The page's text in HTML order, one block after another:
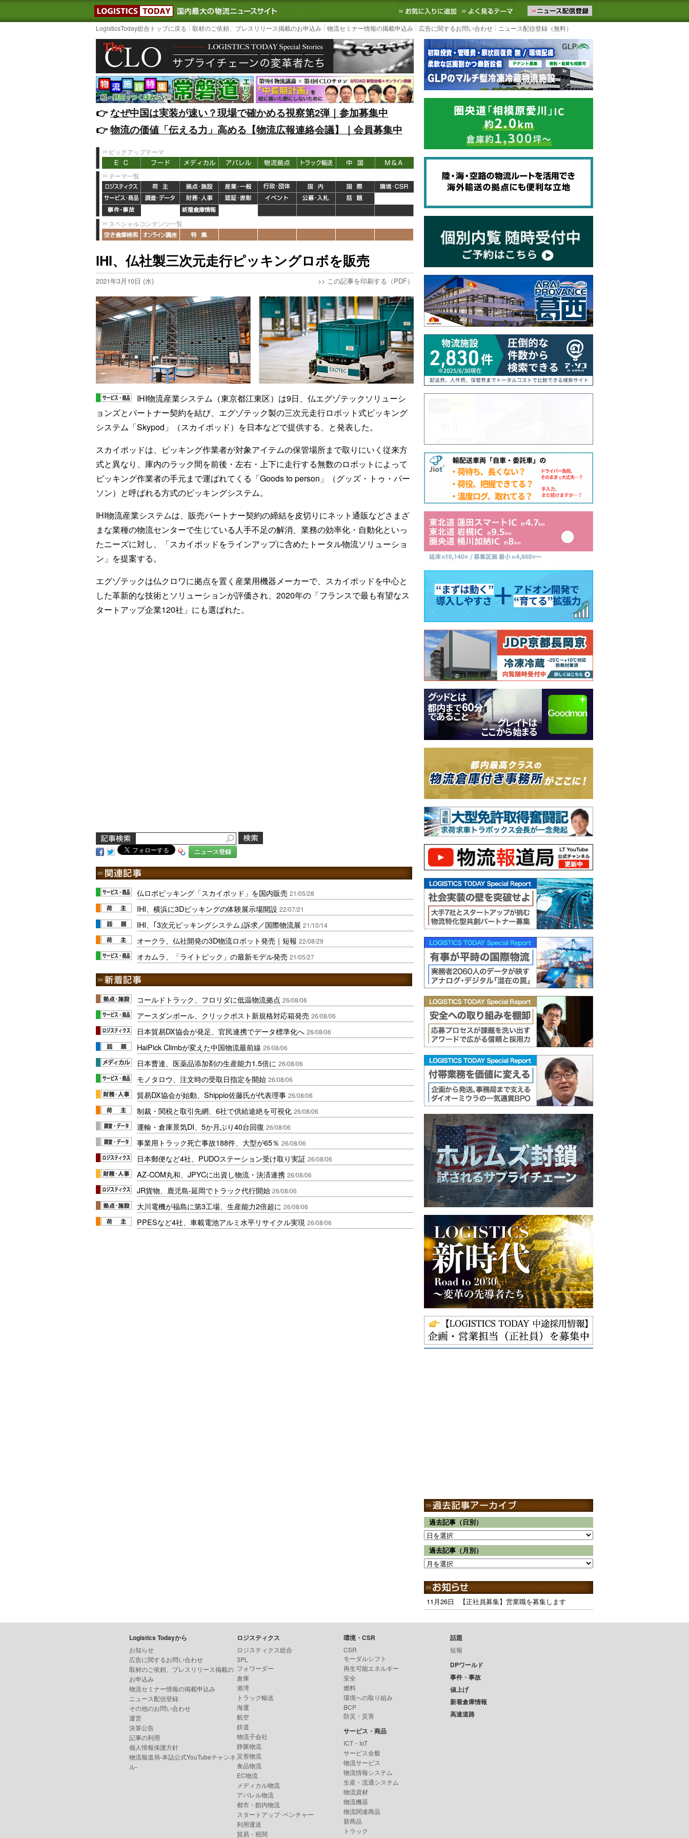
LOGISTICS TODAY｜国内最大の物流ニュースサイト3PL, SCMなど国内外の最新の物流ニュースをお届けします。物流ニュースメール配信を登録す
お気に入りに追加 よく見るテーマ
LogisticsToday総合トップに戻る 取材のご依頼、プレスリリース掲載のお申込み 物流セミナー情報の掲載申込み 広告に関するお問い合わせ ニュース配信登録（無料）
👉️なぜ中国は実装が速い？現場で確かめる視察第2弾｜参加募集中
👉️物流の価値「伝える力」高める【物流広報連絡会議】｜会員募集中
ピックアップテーマ
テーマ一覧
スペシャルコンテンツ一覧
IHI、仏社製三次元走行ピッキングロボを販売
2021年3月10日 (水) >> この記事を印刷する（PDF）
IHI物流産業システム（東京都江東区）は9日、仏エグゾテックソリューシ
ョンズとパートナー契約を結び、エグゾテック製の三次元走行ロボット式ピッキング
システム「Skypod」（スカイポッド）を日本などで提供する、と発表した。
スカイポッドは、ピッキング作業者が対象アイテムの保管場所まで取りにいく従来方
式と異なり、庫内のラック間を前後・左右・上下に走行する無数のロボットによって
ピッキング作業者の手元まで運ばれてくる「Goods to person」（グッズ・トゥ・パー
ソン）と呼ばれる方式のピッキングシステム。
IHI物流産業システムは、販売パートナー契約の締結を皮切りにネット通販などさまざ
まな業種の物流センターで生じている人手不足の解消、業務の効率化・自動化といっ
たニーズに対し、「スカイポッドをラインアップに含めたトータル物流ソリューショ
ン」を提案する。
エグゾテックは仏クロワに拠点を置く産業用機器メーカーで、スカイポッドを中心と
した革新的な技術とソリューションが評価され、2020年の「フランスで最も有望なス
タートアップ企業120社」にも選ばれた。
ニュース登録
仏ロボピッキング「スカイポッド」を国内販売 21/05/28
IHI、横浜に3Dピッキングの体験展示場開設 22/07/21
IHI、｢3次元ピッキングシステム｣訴求／国際物流展 21/10/14
オークラ、仏社開発の3D物流ロボット発売｜短報 22/08/29
オカムラ、「ライトピック」の最新モデル発売 21/05/27
コールドトラック、フロリダに低温物流拠点 26/08/06
アースダンボール、クリックポスト新規格対応箱発売 26/08/06
日本貿易DX協会が発足、官民連携でデータ標準化へ 26/08/06
HaiPick Climbが変えた中国物流最前線 26/08/06
日本曹達、医薬品添加剤の生産能力1.5倍に 26/08/06
モノタロウ、注文時の受取日指定を開始 26/08/06
貿易DX協会が始動、Shippio佐藤氏が代表理事 26/08/06
制裁・関税と取引先網、6社で供給途絶を可視化 26/08/06
運輸・倉庫景気DI、5か月ぶり40台回復 26/08/06
事業用トラック死亡事故188件、大型が65％ 26/08/06
日本郵便など4社、PUDOステーション受け取り実証 26/08/06
AZ-COM丸和、JPYCに出資し物流・決済連携 26/08/06
JR貨物、鹿児島-延岡でトラック代行開始 26/08/06
大川電機が福島に第3工場、生産能力2倍超に 26/08/06
PPESなど4社、車載電池アルミ水平リサイクル実現 26/08/06
過去記事（日別）
過去記事（月別）
11月26日 【正社員募集】営業職を募集します
Logistics Todayから
お知らせ
広告に関するお問い合わせ
取材のご依頼、プレスリリース掲載の
お申込み
物流セミナー情報の掲載申込み
ニュース配信登録
その他のお問い合わせ
運営
決算公告
記事の利用
個人情報保護方針
物流報道局-本誌公式YouTubeチャンネ
ル-
ロジスティクス
ロジスティクス総合
3PL
フォワーダー
倉庫
港湾
トラック輸送
海運
航空
鉄道
物流子会社
静脈物流
災害物流
食品物流
EC物流
メディカル物流
アパレル物流
都市・館内物流
スタートアップ･ベンチャー
利用運送
貿易・税関
環境・CSR
CSR
モーダルシフト
再生可能エネルギー
安全
燃料
環境への取り組み
BCP
防災・災害
サービス・商品
ICT・IoT
サービス全般
物流サービス
物流情報システム
生産・流通システム
物流資材
物流機器
物流関連商品
新商品
トラック
話題
短報
DPワールド
事件・事故
値上げ
新着倉庫情報
高速道路